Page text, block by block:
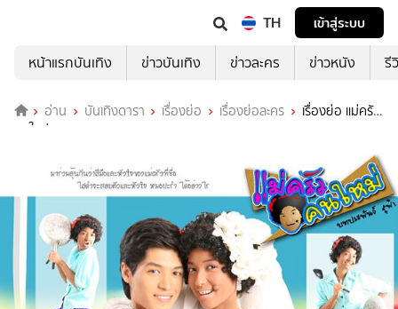
TH
เข้าสู่ระบบ
หน้าแรกบันเทิง
ข่าวบันเทิง ข่าวละคร ข่าวหนัง รี
อ่าน บันเทิงดารา เรื่องย่อ เรื่องย่อละคร
เรื่องย่อ แม่ครัว
คนใหม่